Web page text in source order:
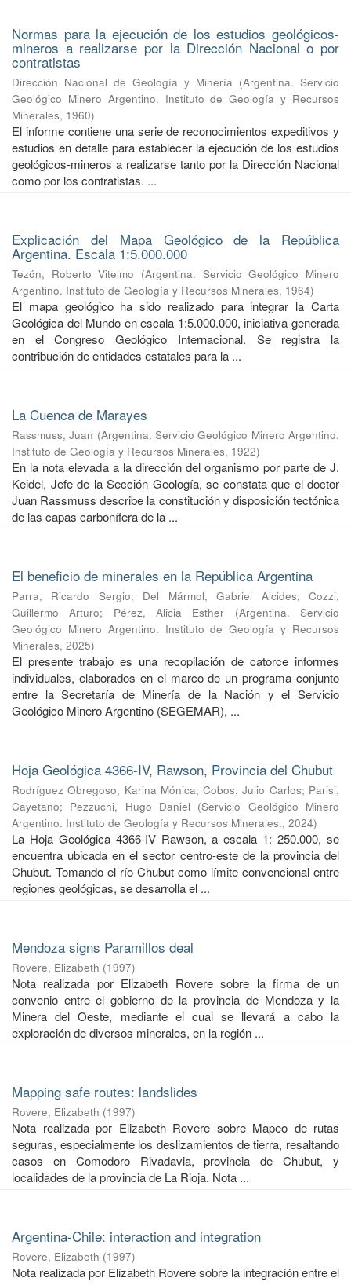
Normas para la ejecución de los estudios geológicos-
mineros a realizarse por la Dirección Nacional o por
contratistas
Dirección Nacional de Geología y Minería (Argentina. Servicio
Geológico Minero Argentino. Instituto de Geología y Recursos
Minerales, 1960)
El informe contiene una serie de reconocimientos expeditivos y
estudios en detalle para establecer la ejecución de los estudios
geológicos-mineros a realizarse tanto por la Dirección Nacional
como por los contratistas. ...
Explicación del Mapa Geológico de la República
Argentina. Escala 1:5.000.000
Tezón, Roberto Vitelmo (Argentina. Servicio Geológico Minero
Argentino. Instituto de Geología y Recursos Minerales, 1964)
El mapa geológico ha sido realizado para integrar la Carta
Geológica del Mundo en escala 1:5.000.000, iniciativa generada
en el Congreso Geológico Internacional. Se registra la
contribución de entidades estatales para la ...
La Cuenca de Marayes
Rassmuss, Juan (Argentina. Servicio Geológico Minero Argentino.
Instituto de Geología y Recursos Minerales, 1922)
En la nota elevada a la dirección del organismo por parte de J.
Keidel, Jefe de la Sección Geología, se constata que el doctor
Juan Rassmuss describe la constitución y disposición tectónica
de las capas carbonífera de la ...
El beneficio de minerales en la República Argentina
Parra, Ricardo Sergio; Del Mármol, Gabriel Alcides;Cozzi,
Guillermo Arturo; Pérez, Alicia Esther (Argentina. Servicio
Geológico Minero Argentino. Instituto de Geología y Recursos
Minerales, 2025)
El presente trabajo es una recopilación de catorce informes
individuales, elaborados en el marco de un programa conjunto
entre la Secretaría de Minería de la Nación y el Servicio
Geológico Minero Argentino (SEGEMAR), ...
Hoja Geológica 4366-IV, Rawson, Provincia del Chubut
Rodríguez Obregoso, Karina Mónica;Cobos, Julio Carlos; Parisi,
Cayetano; Pezzuchi, Hugo Daniel (Servicio Geológico Minero
Argentino. Instituto de Geología y Recursos Minerales., 2024)
La Hoja Geológica 4366-IV Rawson, a escala 1: 250.000, se
encuentra ubicada en el sector centro-este de la provincia del
Chubut. Tomando el río Chubut como límite convencional entre
regiones geológicas, se desarrolla el ...
Mendoza signs Paramillos deal
Rovere, Elizabeth (1997)
Nota realizada por Elizabeth Rovere sobre la firma de un
convenio entre el gobierno de la provincia de Mendoza y la
Minera del Oeste, mediante el cual se llevará a cabo la
exploración de diversos minerales, en la región ...
Mapping safe routes: landslides
Rovere, Elizabeth (1997)
Nota realizada por Elizabeth Rovere sobre Mapeo de rutas
seguras, especialmente los deslizamientos de tierra, resaltando
casos en Comodoro Rivadavia, provincia de Chubut, y
localidades de la provincia de La Rioja. Nota ...
Argentina-Chile: interaction and integration
Rovere, Elizabeth (1997)
Nota realizada por Elizabeth Rovere sobre la integración entre el